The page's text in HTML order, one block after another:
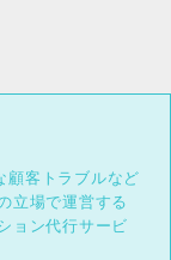
顧客トラブルなど
立場で運営する
ョン代行サービ